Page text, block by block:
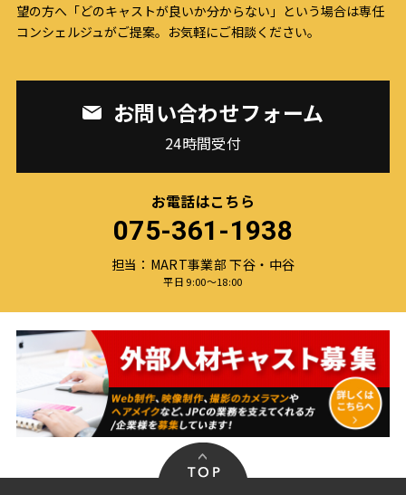
望の方へ「どのキャストが良いか分からない」という場合は専任
コンシェルジュがご提案。お気軽にご相談ください。
お問い合わせフォーム
24時間受付
お電話はこちら
075-361-1938
担当：MART事業部 下谷・中谷
平日 9:00〜18:00